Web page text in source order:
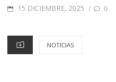
15 DICIEMBRE, 2025 / 0
NOTICIAS